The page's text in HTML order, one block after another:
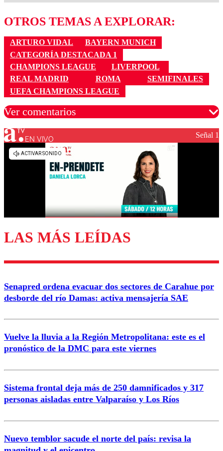
OTROS TEMAS A EXPLORAR:
ARTURO VIDAL
BAYERN MUNICH
CATEGORÍA DESTACADA 1
CHAMPIONS LEAGUE
LIVERPOOL
REAL MADRID
ROMA
SEMIFINALES
UEFA CHAMPIONS LEAGUE
Ver comentarios
Los comentarios son moderados para garantizar un
diálogo respetuoso.
Enviar comentario
EN VIVO Señal 1
LAS MÁS LEÍDAS
Senapred ordena evacuar dos sectores de Carahue por
desborde del río Damas: activa mensajería SAE
Vuelve la lluvia a la Región Metropolitana: este es el
pronóstico de la DMC para este viernes
Sistema frontal deja más de 250 damnificados y 317
personas aisladas entre Valparaíso y Los Ríos
Nuevo temblor sacude el norte del país: revisa la